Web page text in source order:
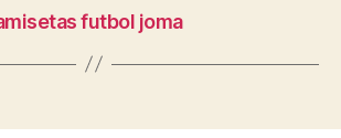
futbol joma